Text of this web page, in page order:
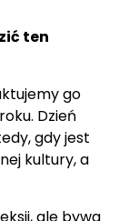
ten
go
Dzień
gdy jest
kultury, a